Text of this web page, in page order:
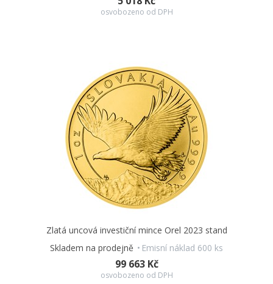
osvobozeno od DPH
Zlatá uncová investiční mince Orel 2023 stand
Skladem na prodejně
Emisní náklad 600 ks
99 663 Kč
osvobozeno od DPH